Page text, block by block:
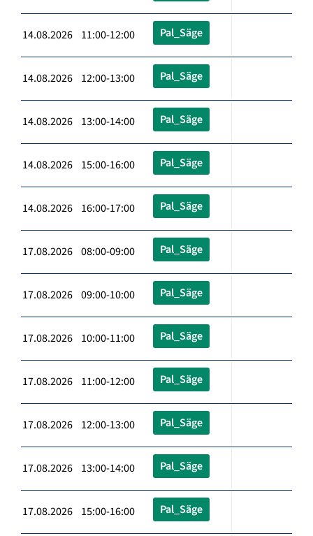
14.08.2026 11:00-12:00 Pal_Säge
14.08.2026 12:00-13:00 Pal_Säge
14.08.2026 13:00-14:00 Pal_Säge
14.08.2026 15:00-16:00 Pal_Säge
14.08.2026 16:00-17:00 Pal_Säge
17.08.2026 08:00-09:00 Pal_Säge
17.08.2026 09:00-10:00 Pal_Säge
17.08.2026 10:00-11:00 Pal_Säge
17.08.2026 11:00-12:00 Pal_Säge
17.08.2026 12:00-13:00 Pal_Säge
17.08.2026 13:00-14:00 Pal_Säge
17.08.2026 15:00-16:00 Pal_Säge